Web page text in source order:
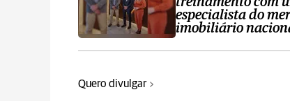
especialista do
imobiliário
Quero divulgar